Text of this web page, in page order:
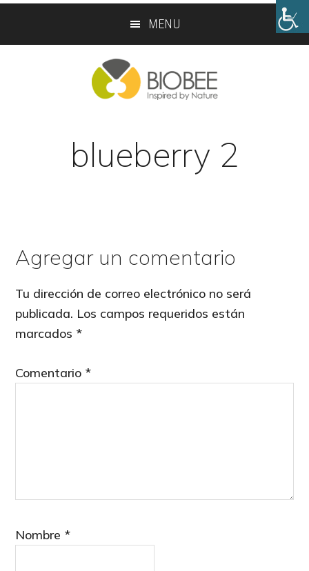
MENU
blueberry 2
Reader
Interactions
Agregar un comentario
Tu dirección de correo electrónico no será
publicada. Los campos requeridos están
marcados *
Comentario *
Nombre *